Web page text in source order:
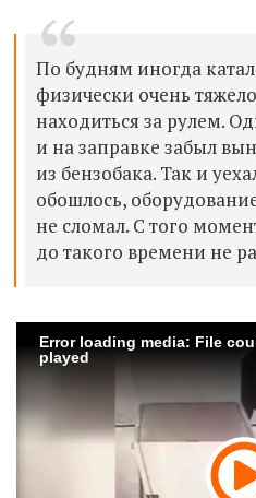
По будням иногда
физически очень
находиться за рулем.
и на заправке забыл
из бензобака. Так и
обошлось,
не сломал. С того
до такого времени не
Error loading media: File
played